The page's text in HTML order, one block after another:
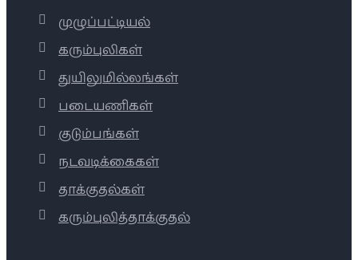
முழுப்பட்டியல்
கரும்புலிகள்
துயிலுமில்லங்கள்
படையணிகள்
குடும்பங்கள்
நடவடிக்கைகள்
தாக்குதல்கள்
கரும்புலித்தாக்குதல்